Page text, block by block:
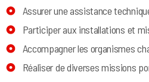
Assurer une assistance
Participer aux installations et
Accompagner les organismes
Réaliser de diverses missions